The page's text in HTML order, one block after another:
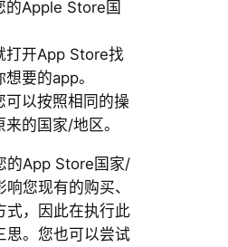
的Apple Store国
打开App Store找
要的app。
可以按照相同的操
的国家/地区。
的App Store国家/
您现有的购买、
式，因此在执行此
思。您也可以尝试